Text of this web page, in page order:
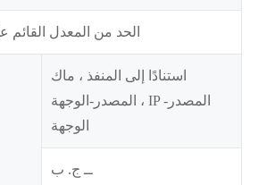
الحد من المعدل القائم
استنادًا إلى المنفذ ، ماك
المصدر-الوجهة ، IP المصدر-
الوجهة
ــ ج. ب